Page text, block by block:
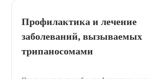
Профилактика и лечение
заболеваний, вызываемых
трипаносомами